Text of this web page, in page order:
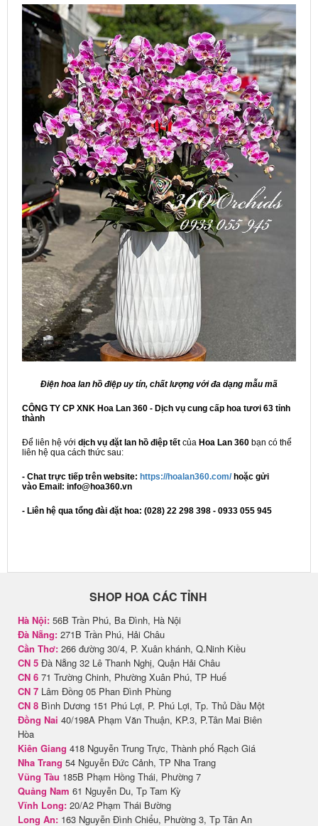
Điện hoa lan hồ điệp uy tín, chất lượng với đa dạng mẫu mã
CÔNG TY CP XNK Hoa Lan 360 - Dịch vụ cung cấp hoa tươi 63 tỉnh
thành
Để liên hệ với dịch vụ đặt lan hồ điệp tết của Hoa Lan 360 bạn có thể
liên hệ qua cách thức sau:
- Chat trực tiếp trên website: https://hoalan360.com/hoặc gửi
vào Email: info@hoa360.vn
- Liên hệ qua tổng đài đặt hoa: (028) 22 298 398 - 0933 055 945
SHOP HOA CÁC TỈNH
Hà Nội: 56B Trần Phú, Ba Đình, Hà Nội
Đà Nẵng: 271B Trần Phú, Hải Châu
Cần Thơ: 266 đường 30/4, P. Xuân khánh, Q.Ninh Kiều
CN 5 Đà Nẵng 32 Lê Thanh Nghị, Quận Hải Châu
CN 6 71 Trường Chinh, Phường Xuân Phú, TP Huế
CN 7 Lâm Đồng 05 Phan Đình Phùng
CN 8 Bình Dương 151 Phú Lợi, P. Phú Lợi, Tp. Thủ Dầu Một
Đồng Nai 40/198A Phạm Văn Thuận, KP.3, P.Tân Mai Biên
Hòa
Kiên Giang 418 Nguyễn Trung Trực, Thành phố Rạch Giá
Nha Trang 54 Nguyễn Đức Cảnh, TP Nha Trang
Vũng Tàu 185B Phạm Hồng Thái, Phường 7
Quảng Nam 61 Nguyễn Du, Tp Tam Kỳ
Vĩnh Long: 20/A2 Phạm Thái Bường
Long An: 163 Nguyễn Đình Chiểu, Phường 3, Tp Tân An